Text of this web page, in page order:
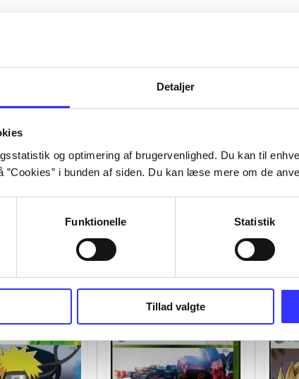
Detaljer
og optimering af brugervenlighed. Du kan til
i bunden af siden. Du kan læse mere om de
Funktionelle Statistik
Tillad valgte